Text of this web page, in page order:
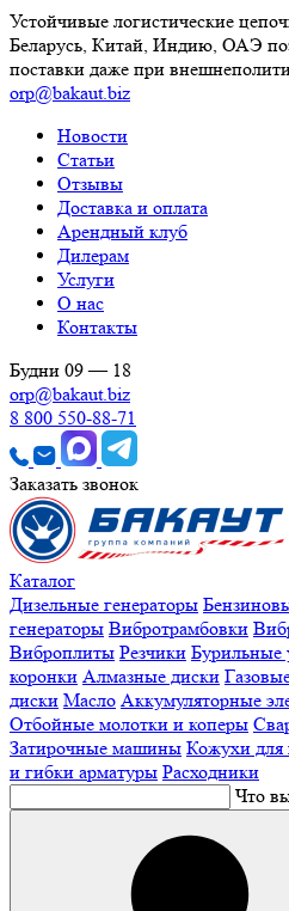
Устойчивые логистические
Беларусь, Китай, Индию, ОАЭ
поставки даже при
orp@bakaut.biz
Новости
Статьи
Отзывы
Доставка и оплата
Арендный клуб
Дилерам
Услуги
О нас
Контакты
Будни 09 — 18
orp@bakaut.biz
8 800 550-88-71
Заказать звонок
Каталог
Дизельные генераторы
генераторы Вибротрамбовки
Виброплиты Резчики Бурильные
коронки Алмазные диски
диски Масло Аккумуляторные
Отбойные молотки и коперы
Затирочные машины Кожухи для
и гибки арматуры Расходники
Что